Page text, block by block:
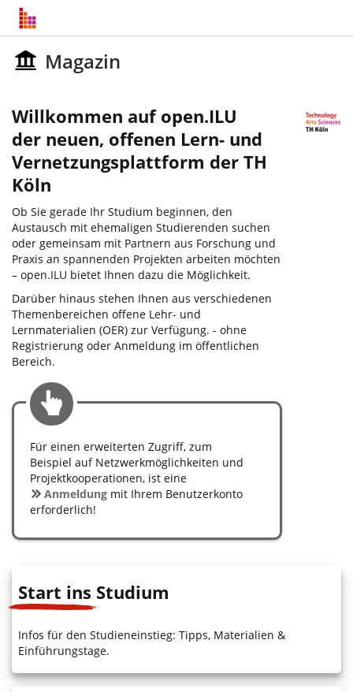
Magazin
Willkommen auf open.ILU
der neuen, offenen Lern- und
Vernetzungsplattform der TH
Köln
Ob Sie gerade Ihr Studium beginnen, den
Austausch mit ehemaligen Studierenden suchen
oder gemeinsam mit Partnern aus Forschung und
Praxis an spannenden Projekten arbeiten möchten
– open.ILU bietet Ihnen dazu die Möglichkeit.
Darüber hinaus stehen Ihnen aus verschiedenen
Themenbereichen offene Lehr- und
Lernmaterialien (OER) zur Verfügung. - ohne
Registrierung oder Anmeldung im öffentlichen
Bereich.
Für einen erweiterten Zugriff, zum
Beispiel auf Netzwerkmöglichkeiten und
Projektkooperationen, ist eine
Anmeldung mit Ihrem Benutzerkonto
erforderlich!
Start ins Studium
Infos für den Studieneinstieg: Tipps, Materialien &
Einführungstage.